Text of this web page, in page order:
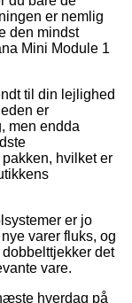
er nemlig
den mindst
Mini Module 1
til din lejlighed
er
men endda
hvilket er
er jo
varer fluks, og
det
vare.
hverdag på